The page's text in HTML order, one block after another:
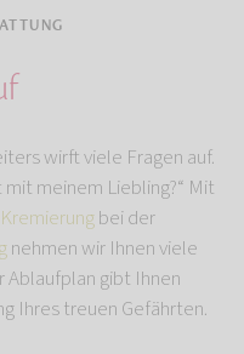
wirft viele Fragen auf.
meinem Liebling?“ Mit
Kremierungbei der
nehmen wir Ihnen viele
gibt Ihnen
Ihres treuen Gefährten.